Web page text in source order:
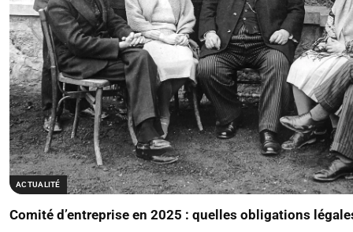
ACTUALITÉ
Comité d’entreprise en 2025 : quelles obligations